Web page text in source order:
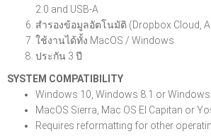
2.0 and USB-A
สำรองข้อมูลอัตโนมัติ (Dropbox Cloud,
ใช้งานได้ทั้ง MacOS / Windows
ประกัน 3 ปี
SYSTEM COMPATIBILITY
Windows 10, Windows 8.1 or
MacOS Sierra, Mac OS El Capitan or
Requires reformatting for other